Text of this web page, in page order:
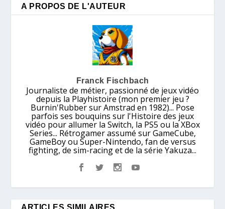
A PROPOS DE L'AUTEUR
Franck Fischbach
Journaliste de métier, passionné de jeux vidéo
depuis la Playhistoire (mon premier jeu ?
Burnin'Rubber sur Amstrad en 1982)... Pose
parfois ses bouquins sur l'Histoire des jeux
vidéo pour allumer la Switch, la PS5 ou la XBox
Series... Rétrogamer assumé sur GameCube,
GameBoy ou Super-Nintendo, fan de versus
fighting, de sim-racing et de la série Yakuza...
ARTICLES SIMILAIRES